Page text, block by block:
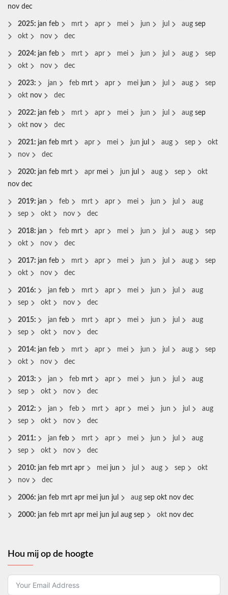
nov dec
2025: jan feb mrt apr mei jun jul aug sep
okt
nov dec
2024: jan feb mrt apr mei jun jul aug
sep
okt
nov dec
2023: jan feb mrt apr mei jun jul aug
sep
okt nov dec
2022: jan feb mrt apr mei jun jul aug sep
okt nov dec
2021: jan feb mrt apr mei jun jul aug sep
okt
nov
dec
2020: jan feb mrt apr mei jun jul aug sep
okt
nov dec
2019: jan feb mrt apr mei jun jul
aug
sep
okt nov dec
2018: jan feb mrt apr mei jun jul aug
sep
okt
nov dec
2017: jan feb mrt apr mei jun jul aug
sep
okt
nov dec
2016: jan feb mrt apr mei jun jul
aug
sep
okt nov dec
2015: jan feb mrt apr mei jun jul
aug
sep
okt nov dec
2014: jan feb mrt apr mei jun jul aug
sep
okt
nov dec
2013: jan feb mrt apr mei jun jul
aug
sep
okt nov dec
2012: jan feb mrt apr mei jun jul
aug
sep
okt nov dec
2011: jan feb mrt apr mei jun jul
aug
sep
okt nov dec
2010: jan feb mrt apr mei jun jul aug sep
okt
nov
dec
2006: jan feb mrt apr mei jun jul aug sep okt nov dec
2000: jan feb mrt apr mei jun jul aug sep okt nov dec
Hou mij op de hoogte